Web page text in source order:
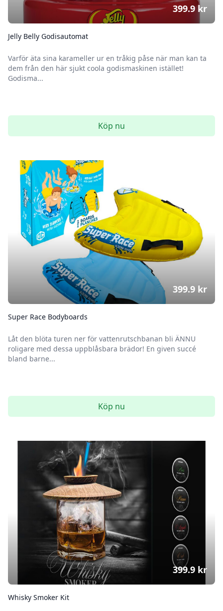
Jelly Belly Godisautomat
Varför äta sina karameller ur en tråkig påse när man kan ta
dem från den här sjukt coola godismaskinen istället!
Godisma...
399.9kr
Köp nu
Super Race Bodyboards
Låt den blöta turen ner för vattenrutschbanan bli ÄNNU
roligare med dessa uppblåsbara brädor! En given succé
bland barne...
399.9 kr
Köp nu
Whisky Smoker Kit
399.9 kr